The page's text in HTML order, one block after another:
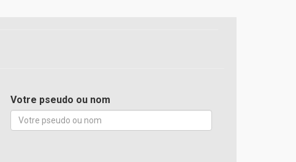
Votre pseudo ou nom